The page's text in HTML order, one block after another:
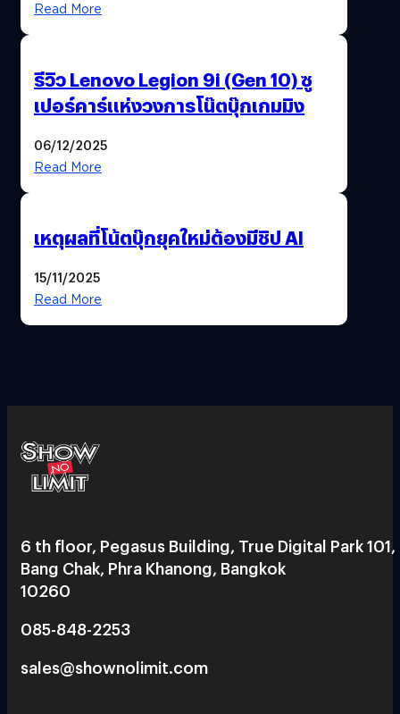
Read More
รีวิว Lenovo Legion 9i (Gen 10) ซู
เปอร์คาร์แห่งวงการโน๊ตบุ๊กเกมมิง
06/12/2025
Read More
เหตุผลที่โน้ตบุ๊กยุคใหม่ต้องมีชิป AI
15/11/2025
Read More
6 th floor, Pegasus Building, True Digital Park 101,
Bang Chak, Phra Khanong, Bangkok
10260
085-848-2253
sales@shownolimit.com